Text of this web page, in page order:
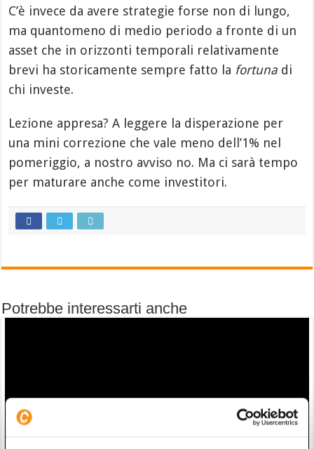
C’è invece da avere strategie forse non di lungo,
ma quantomeno di medio periodo a fronte di un
asset che in orizzonti temporali relativamente
brevi ha storicamente sempre fatto la fortuna di
chi investe.
Lezione appresa? A leggere la disperazione per
una mini correzione che vale meno dell’1% nel
pomeriggio, a nostro avviso no. Ma ci sarà tempo
per maturare anche come investitori.
Potrebbe interessarti anche